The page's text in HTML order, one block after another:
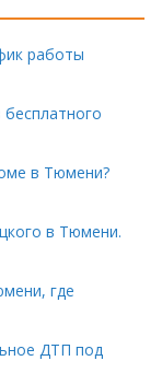
работы
бесплатного
в Тюмени?
в Тюмени.
где
ДТП под